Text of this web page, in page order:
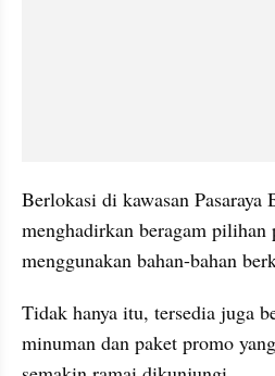
Berlokasi di kawasan
menghadirkan beragam pilihan
menggunakan bahan-bahan
Tidak hanya itu, tersedia juga
minuman dan paket promo